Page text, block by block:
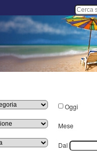
Oggi
Mese
Dal